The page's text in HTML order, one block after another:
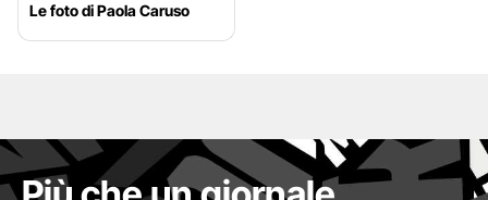
Le foto di Paola Caruso